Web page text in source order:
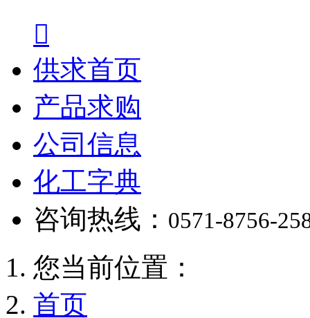

供求首页
产品求购
公司信息
化工字典
咨询热线： 0571-8756-
您当前位置：
首页